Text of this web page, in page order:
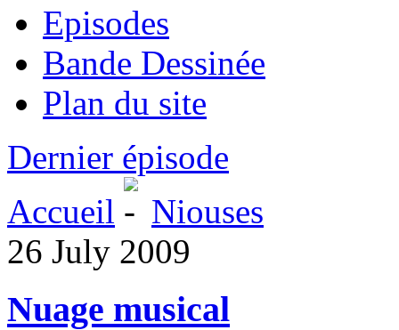
Episodes
Bande Dessinée
Plan du site
Dernier épisode
Accueil
Niouses
26 July 2009
Nuage musical